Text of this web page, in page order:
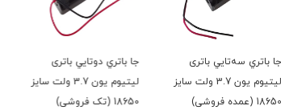
جا باتري دوتايي باتری
لیتیوم یون 3.7 ولت سایز
18650 (تک فروشی)
جا باتري دوتايي باتری
لیتیوم یون 3.7 ولت سایز
18650 (عمده فروشی)